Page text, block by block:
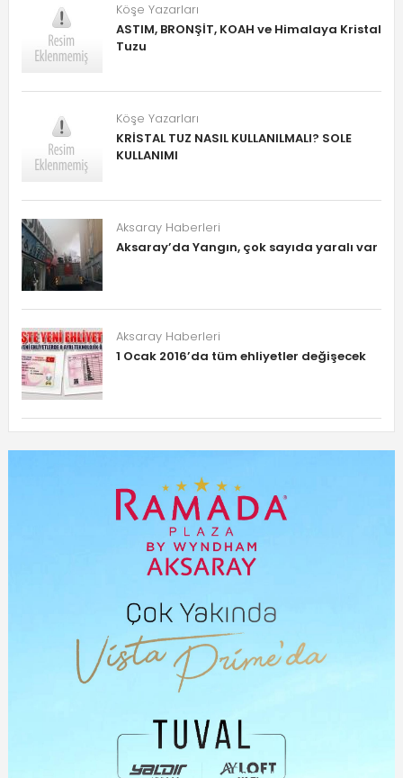
Köşe Yazarları
ASTIM, BRONŞİT, KOAH ve Himalaya Kristal
Tuzu
Köşe Yazarları
KRİSTAL TUZ NASIL KULLANILMALI? SOLE
KULLANIMI
Aksaray Haberleri
Aksaray’da Yangın, çok sayıda yaralı var
Aksaray Haberleri
1 Ocak 2016’da tüm ehliyetler değişecek